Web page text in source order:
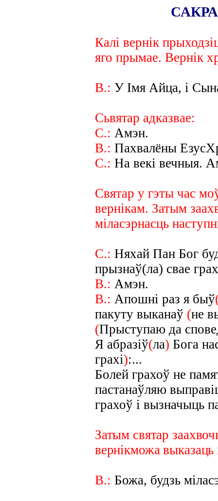
Калі вернік
яго прымае. Вернік
В.: У Імя Айца, і
Сьвятар адказвае:
С.: Амэн.
В.: Пахвалёны
С.: На векі вечныя.
Святар у гэты час
вернікам. Затым
міласэрнасць
С.: Няхай Пан Бог
прызнаў(ла) свае
В.: Амэн.
В.: Апошні раз я быў
пакуту выканаў (не
(Прыступаю да
Я абразіў(ла) Бога
грахі):...
Болей грахоў не
пастанаўляю
грахоў і вызначыць
Затым святар
вернікможа выказаць
В.: Божа, будзь